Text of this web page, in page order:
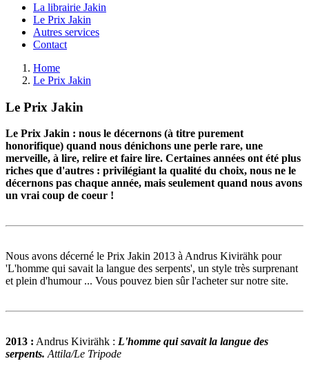
La librairie Jakin
Le Prix Jakin
Autres services
Contact
Home
Le Prix Jakin
Le Prix Jakin
Le Prix Jakin : nous le décernons (à titre purement
honorifique) quand nous dénichons une perle rare, une
merveille, à lire, relire et faire lire. Certaines années ont été plus
riches que d'autres : privilégiant la qualité du choix, nous ne le
décernons pas chaque année, mais seulement quand nous avons
un vrai coup de coeur !
Nous avons décerné le Prix Jakin 2013 à Andrus Kivirähk pour
'L'homme qui savait la langue des serpents', un style très surprenant
et plein d'humour ... Vous pouvez bien sûr l'acheter sur notre site.
2013 : Andrus Kivirähk : L'homme qui savait la langue des
serpents. Attila/Le Tripode